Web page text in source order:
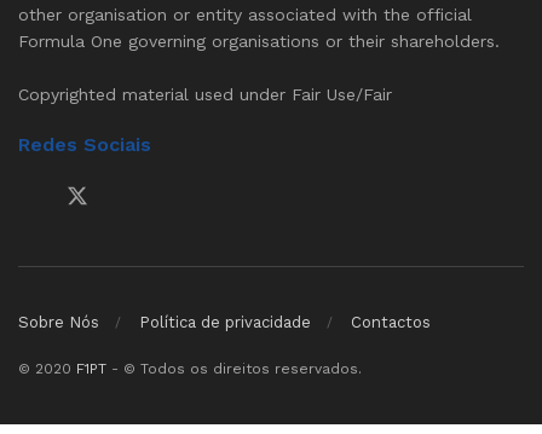
other organisation or entity associated with the official
Formula One governing organisations or their shareholders.
Copyrighted material used under Fair Use/Fair
Redes Sociais
Sobre Nós Política de privacidade Contactos
© 2020 F1PT - © Todos os direitos reservados.